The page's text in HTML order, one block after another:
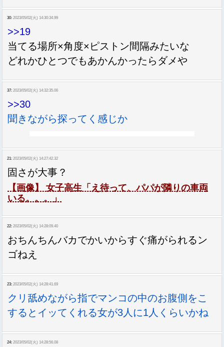
30: 2023/05/02(火) 14:30:34.99
>>19
当てる場所×角度×ピストン間隔みたいな
どれかひとつでもあかんかったらダメや
37: 2023/05/02(火) 14:32:35.06
>>30
聞きながら探ってく感じか
21: 2023/05/02(火) 14:27:42.32
固さが大事？
【画像】 女子高生「え待って、パパが隣りの車両
いる。。。」
22: 2023/05/02(火) 14:28:09.40
おちんちんバカでかいからすぐ痛がられるン
ゴねえ
23: 2023/05/02(火) 14:28:41.69
クリ舐めながら指でマンコの中のお腹側をこ
するとイッてくれる女が3人に1人くらいかね
24: 2023/05/02(火) 14:28:56.08